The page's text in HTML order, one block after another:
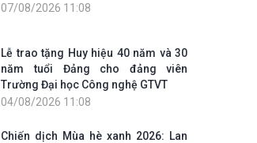
07/08/2026 11:08
Lễ trao tặng Huy hiệu 40 năm và 30
năm tuổi Đảng cho đảng viên
Trường Đại học Công nghệ GTVT
04/08/2026 11:08
Chiến dịch Mùa hè xanh 2026: Lan